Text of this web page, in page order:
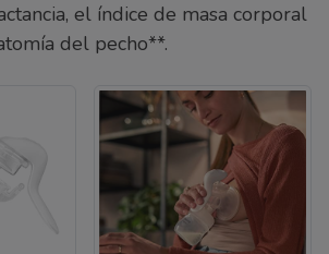
el índice de masa corporal
del pecho**.